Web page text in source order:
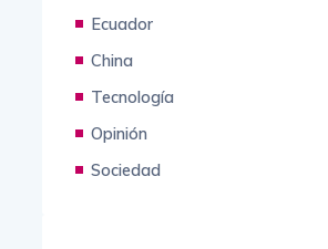
Ecuador
China
Tecnología
Opinión
Sociedad